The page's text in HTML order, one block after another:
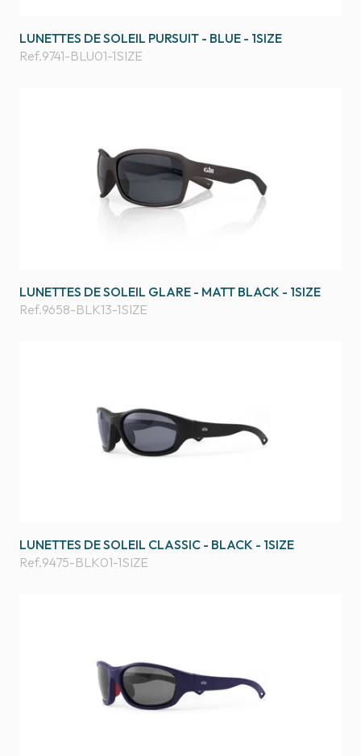
LUNETTES DE SOLEIL PURSUIT - BLUE - 1SIZE
Ref.9741-BLU01-1SIZE
LUNETTES DE SOLEIL GLARE - MATT BLACK - 1SIZE
Ref.9658-BLK13-1SIZE
LUNETTES DE SOLEIL CLASSIC - BLACK - 1SIZE
Ref.9475-BLK01-1SIZE